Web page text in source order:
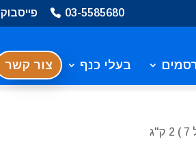
03-5585680 פייסבוק
בעלי כנף צור קשר